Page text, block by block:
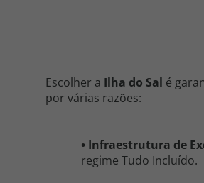
Escolher a Ilha do Sal é
por várias razões:
• Infraestrutura de
regime Tudo Incluído.